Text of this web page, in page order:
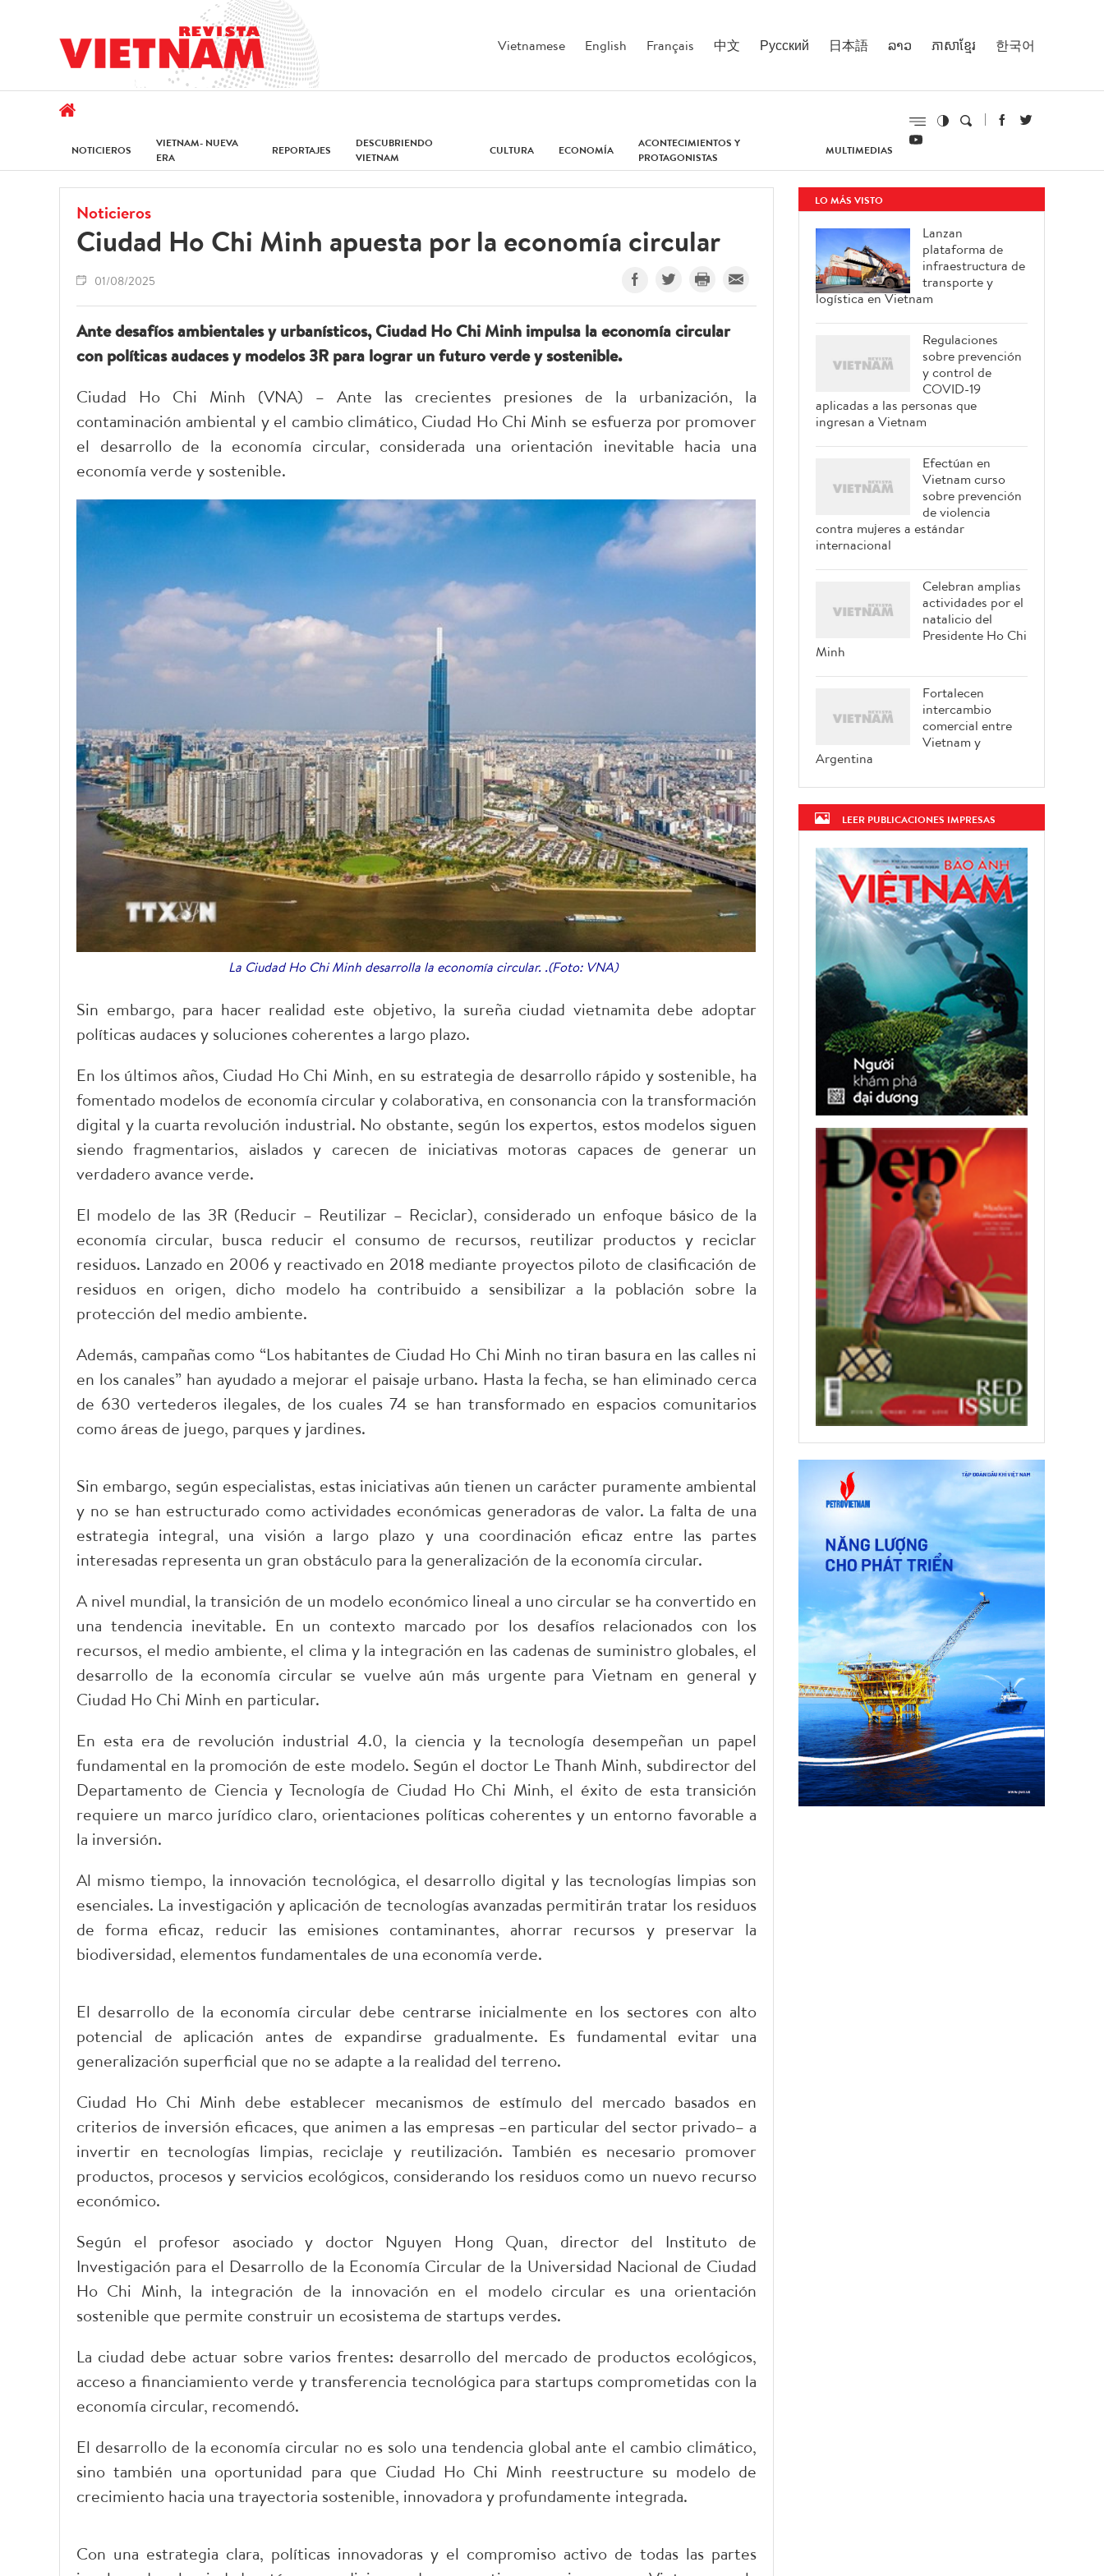
Vietnamese English Français 中文 Русский 日本語 ລາວ ភាសាខ្មែរ 한국어
NOTICIEROS
VIETNAM- NUEVA
ERA
REPORTAJES
DESCUBRIENDO
VIETNAM
CULTURA ECONOMÍA
ACONTECIMIENTOS Y
PROTAGONISTAS
MULTIMEDIAS
Noticieros
Ciudad Ho Chi Minh apuesta por la economía circular
01/08/2025
Ante desafíos ambientales y urbanísticos, Ciudad Ho Chi Minh impulsa la economía circular
con políticas audaces y modelos 3R para lograr un futuro verde y sostenible.
Ciudad Ho Chi Minh (VNA) – Ante las crecientes presiones de la urbanización, la
contaminación ambiental y el cambio climático, Ciudad Ho Chi Minh se esfuerza por promover
el desarrollo de la economía circular, considerada una orientación inevitable hacia una
economía verde y sostenible.
La Ciudad Ho Chi Minh desarrolla la economía circular. .(Foto: VNA)
Sin embargo, para hacer realidad este objetivo, la sureña ciudad vietnamita debe adoptar
políticas audaces y soluciones coherentes a largo plazo.
En los últimos años, Ciudad Ho Chi Minh, en su estrategia de desarrollo rápido y sostenible, ha
fomentado modelos de economía circular y colaborativa, en consonancia con la transformación
digital y la cuarta revolución industrial. No obstante, según los expertos, estos modelos siguen
siendo fragmentarios, aislados y carecen de iniciativas motoras capaces de generar un
verdadero avance verde.
El modelo de las 3R (Reducir – Reutilizar – Reciclar), considerado un enfoque básico de la
economía circular, busca reducir el consumo de recursos, reutilizar productos y reciclar
residuos. Lanzado en 2006 y reactivado en 2018 mediante proyectos piloto de clasificación de
residuos en origen, dicho modelo ha contribuido a sensibilizar a la población sobre la
protección del medio ambiente.
Además, campañas como “Los habitantes de Ciudad Ho Chi Minh no tiran basura en las calles ni
en los canales” han ayudado a mejorar el paisaje urbano. Hasta la fecha, se han eliminado cerca
de 630 vertederos ilegales, de los cuales 74 se han transformado en espacios comunitarios
como áreas de juego, parques y jardines.
Sin embargo, según especialistas, estas iniciativas aún tienen un carácter puramente ambiental
y no se han estructurado como actividades económicas generadoras de valor. La falta de una
estrategia integral, una visión a largo plazo y una coordinación eficaz entre las partes
interesadas representa un gran obstáculo para la generalización de la economía circular.
A nivel mundial, la transición de un modelo económico lineal a uno circular se ha convertido en
una tendencia inevitable. En un contexto marcado por los desafíos relacionados con los
recursos, el medio ambiente, el clima y la integración en las cadenas de suministro globales, el
desarrollo de la economía circular se vuelve aún más urgente para Vietnam en general y
Ciudad Ho Chi Minh en particular.
En esta era de revolución industrial 4.0, la ciencia y la tecnología desempeñan un papel
fundamental en la promoción de este modelo. Según el doctor Le Thanh Minh, subdirector del
Departamento de Ciencia y Tecnología de Ciudad Ho Chi Minh, el éxito de esta transición
requiere un marco jurídico claro, orientaciones políticas coherentes y un entorno favorable a
la inversión.
Al mismo tiempo, la innovación tecnológica, el desarrollo digital y las tecnologías limpias son
esenciales. La investigación y aplicación de tecnologías avanzadas permitirán tratar los residuos
de forma eficaz, reducir las emisiones contaminantes, ahorrar recursos y preservar la
biodiversidad, elementos fundamentales de una economía verde.
El desarrollo de la economía circular debe centrarse inicialmente en los sectores con alto
potencial de aplicación antes de expandirse gradualmente. Es fundamental evitar una
generalización superficial que no se adapte a la realidad del terreno.
Ciudad Ho Chi Minh debe establecer mecanismos de estímulo del mercado basados en
criterios de inversión eficaces, que animen a las empresas –en particular del sector privado– a
invertir en tecnologías limpias, reciclaje y reutilización. También es necesario promover
productos, procesos y servicios ecológicos, considerando los residuos como un nuevo recurso
económico.
Según el profesor asociado y doctor Nguyen Hong Quan, director del Instituto de
Investigación para el Desarrollo de la Economía Circular de la Universidad Nacional de Ciudad
Ho Chi Minh, la integración de la innovación en el modelo circular es una orientación
sostenible que permite construir un ecosistema de startups verdes.
La ciudad debe actuar sobre varios frentes: desarrollo del mercado de productos ecológicos,
acceso a financiamiento verde y transferencia tecnológica para startups comprometidas con la
economía circular, recomendó.
El desarrollo de la economía circular no es solo una tendencia global ante el cambio climático,
sino también una oportunidad para que Ciudad Ho Chi Minh reestructure su modelo de
crecimiento hacia una trayectoria sostenible, innovadora y profundamente integrada.
Con una estrategia clara, políticas innovadoras y el compromiso activo de todas las partes
LO MÁS VISTO
Lanzan
plataforma de
infraestructura de
transporte y
logística en Vietnam
Regulaciones
sobre prevención
y control de
COVID-19
aplicadas a las personas que
ingresan a Vietnam
Efectúan en
Vietnam curso
sobre prevención
de violencia
contra mujeres a estándar
internacional
Celebran amplias
actividades por el
natalicio del
Presidente Ho Chi
Minh
Fortalecen
intercambio
comercial entre
Vietnam y
Argentina
LEER PUBLICACIONES IMPRESAS